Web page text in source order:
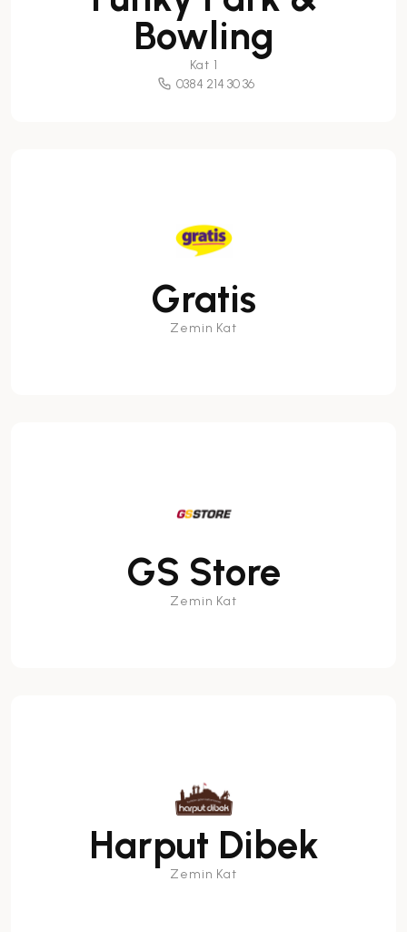
Bowling
Kat 1
0384 214 30 36
Gratis
Zemin Kat
GS Store
Zemin Kat
Harput Dibek
Zemin Kat